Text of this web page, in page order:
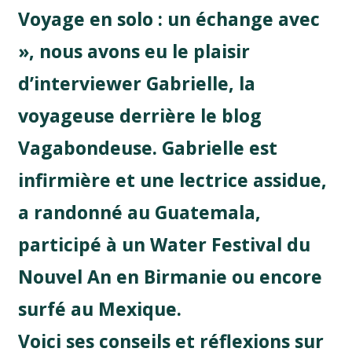
Voyage en solo : un échange avec
», nous avons eu le plaisir
d’interviewer Gabrielle, la
voyageuse derrière le blog
Vagabondeuse. Gabrielle est
infirmière et une lectrice assidue,
a randonné au Guatemala,
participé à un Water Festival du
Nouvel An en Birmanie ou encore
surfé au Mexique.
Voici ses conseils et réflexions sur